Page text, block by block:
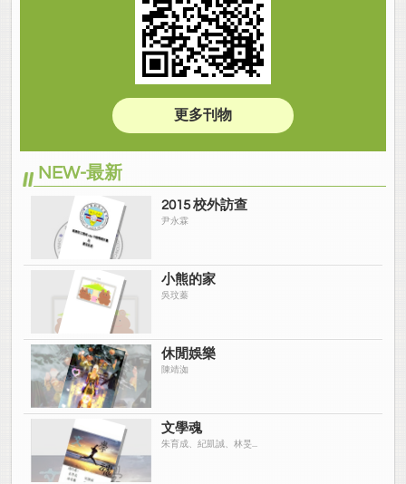
更多刊物
NEW-最新
2015 校外訪查
尹永霖
小熊的家
吳玟蓁
休閒娛樂
陳靖洳
文學魂
朱育成、紀凱誠、林旻...